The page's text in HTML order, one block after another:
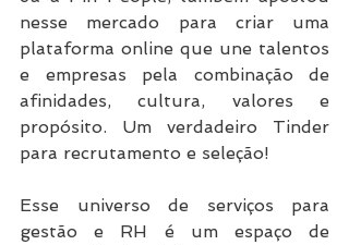
nesse mercado para criar uma
plataforma online que une talentos
e empresas pela combinação de
afinidades, cultura, valores e
propósito. Um verdadeiro Tinder
para recrutamento e seleção!
Esse universo de serviços para
gestão e RH é um espaço de